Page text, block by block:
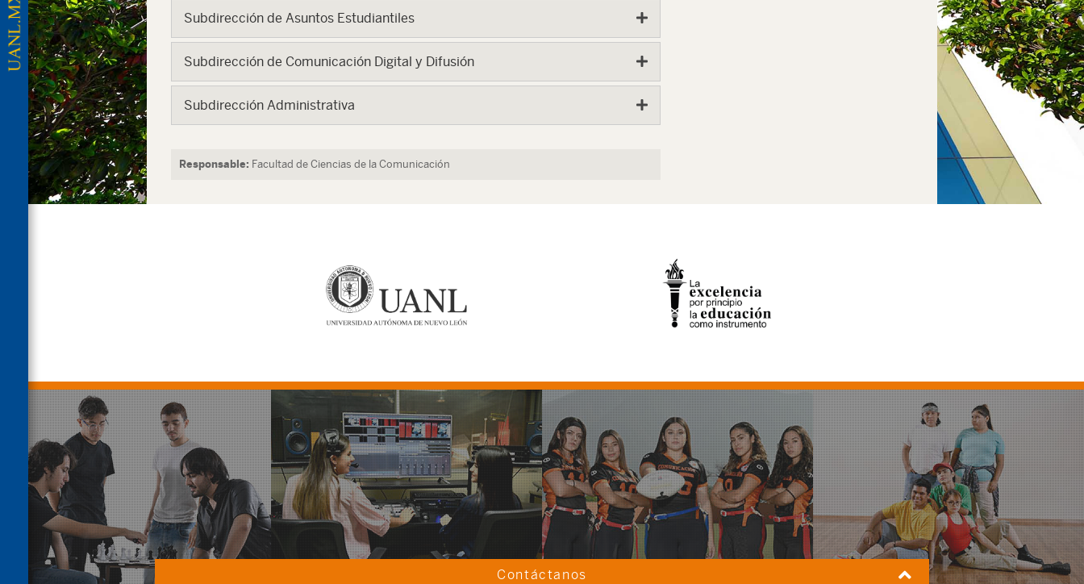
Subdirección de Asuntos Estudiantiles
Subdirección de Comunicación Digital y Difusión
Subdirección Administrativa
Responsable: Facultad de Ciencias de la Comunicación
Contáctanos